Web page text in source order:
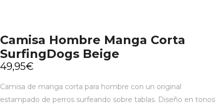
Camisa Hombre Manga Corta
SurfingDogs Beige
49,95€
Camisa de manga corta para hombre con un original
estampado de perros surfeando sobre tablas. Diseño en tonos